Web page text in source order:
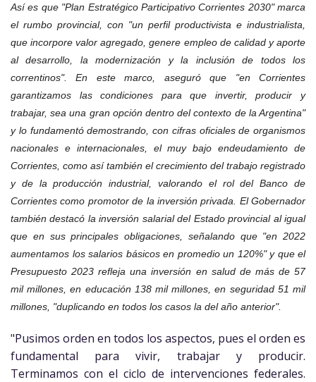
Así es que "Plan Estratégico Participativo Corrientes 2030" marca
el rumbo provincial, con "un perfil productivista e industrialista,
que incorpore valor agregado, genere empleo de calidad y aporte
al desarrollo, la modernización y la inclusión de todos los
correntinos". En este marco, aseguró que "en Corrientes
garantizamos las condiciones para que invertir, producir y
trabajar, sea una gran opción dentro del contexto de la Argentina"
y lo fundamentó demostrando, con cifras oficiales de organismos
nacionales e internacionales, el muy bajo endeudamiento de
Corrientes, como así también el crecimiento del trabajo registrado
y de la producción industrial, valorando el rol del Banco de
Corrientes como promotor de la inversión privada. El Gobernador
también destacó la inversión salarial del Estado provincial al igual
que en sus principales obligaciones, señalando que "en 2022
aumentamos los salarios básicos en promedio un 120%" y que el
Presupuesto 2023 refleja una inversión en salud de más de 57
mil millones, en educación 138 mil millones, en seguridad 51 mil
millones, "duplicando en todos los casos la del año anterior".
"Pusimos orden en todos los aspectos, pues el orden es
fundamental para vivir, trabajar y producir.
Terminamos con el ciclo de intervenciones federales.